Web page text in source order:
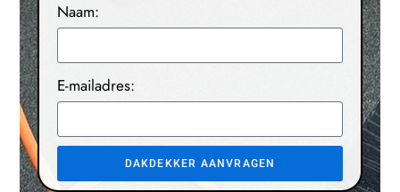
Naam:
E-mailadres:
DAKDEKKER AANVRAGEN